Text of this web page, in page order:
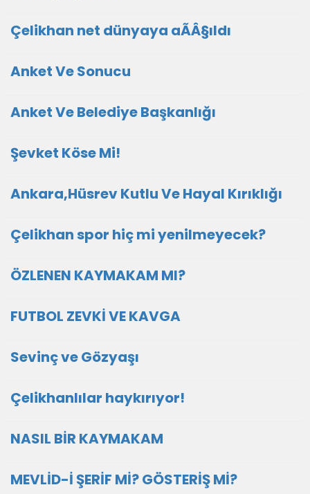
Çelikhan net dünyaya aÃÂ§ıldı
Anket Ve Sonucu
Anket Ve Belediye Başkanlığı
Şevket Köse Mi!
Ankara,Hüsrev Kutlu Ve Hayal Kırıklığı
Çelikhan spor hiç mi yenilmeyecek?
ÖZLENEN KAYMAKAM MI?
FUTBOL ZEVKİ VE KAVGA
Sevinç ve Gözyaşı
Çelikhanlılar haykırıyor!
NASIL BİR KAYMAKAM
MEVLİD-İ ŞERİF Mİ? GÖSTERİŞ Mİ?